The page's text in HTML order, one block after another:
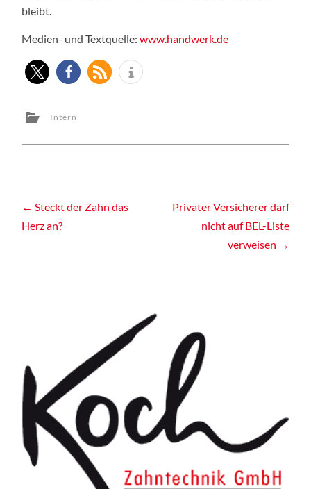
bleibt.
Medien- und Textquelle:www.handwerk.de
Intern
Post
← Steckt der Zahn das
Herz an?
Privater Versicherer darf
nicht auf BEL-Liste
verweisen →